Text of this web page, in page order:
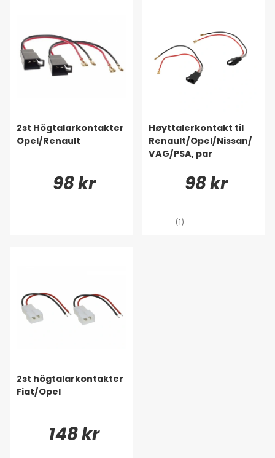
2st Högtalarkontakter
Opel/Renault
98 kr
Høyttalerkontakt til
Renault/Opel/Nissan/
VAG/PSA, par
98 kr
(1)
2st högtalarkontakter
Fiat/Opel
148 kr